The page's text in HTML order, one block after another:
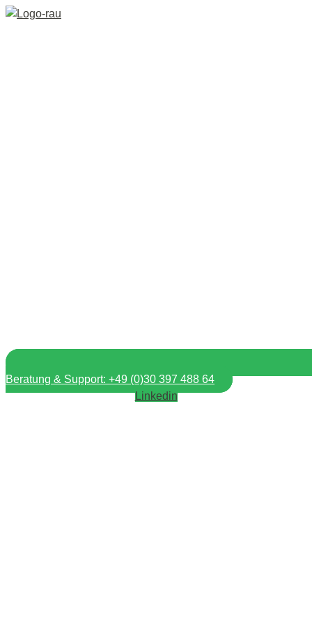
Beratung & Support: +49 (0)30 397 488 64
Linkedin